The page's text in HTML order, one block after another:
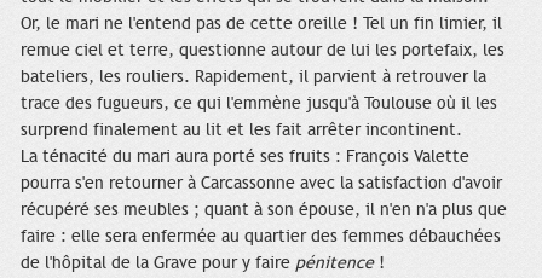
Or, le mari ne l'entend pas de cette oreille ! Tel un fin limier, il
remue ciel et terre, questionne autour de lui les portefaix, les
bateliers, les rouliers. Rapidement, il parvient à retrouver la
trace des fugueurs, ce qui l'emmène jusqu'à Toulouse où il les
surprend finalement au lit et les fait arrêter incontinent.
La ténacité du mari aura porté ses fruits : François Valette
pourra s'en retourner à Carcassonne avec la satisfaction d'avoir
récupéré ses meubles ; quant à son épouse, il n'en n'a plus que
faire : elle sera enfermée au quartier des femmes débauchées
de l'hôpital de la Grave pour y faire pénitence !